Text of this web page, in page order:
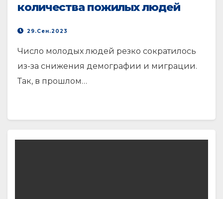
количества пожилых людей
29.Сен.2023
Число молодых людей резко сократилось
из-за снижения демографии и миграции.
Так, в прошлом…